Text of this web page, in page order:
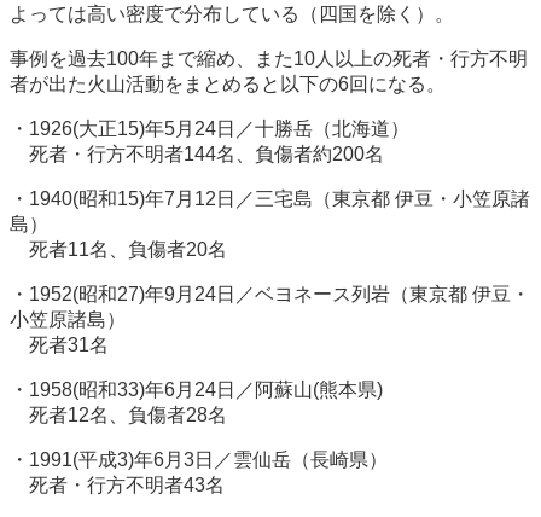
よっては高い密度で分布している（四国を除く）。
事例を過去100年まで縮め、また10人以上の死者・行方不明
者が出た火山活動をまとめると以下の6回になる。
・1926(大正15)年5月24日／十勝岳（北海道）
死者・行方不明者144名、負傷者約200名
・1940(昭和15)年7月12日／三宅島（東京都 伊豆・小笠原諸
島）
死者11名、負傷者20名
・1952(昭和27)年9月24日／ベヨネース列岩（東京都 伊豆・
小笠原諸島）
死者31名
・1958(昭和33)年6月24日／阿蘇山(熊本県)
死者12名、負傷者28名
・1991(平成3)年6月3日／雲仙岳（長崎県）
死者・行方不明者43名